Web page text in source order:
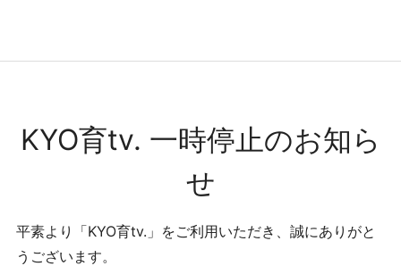
コンテンツへ
ホーム
KYO育tv. 一時停止のお知ら
せ
平素より「KYO育tv.」をご利用いただき、誠にありがと
うございます。